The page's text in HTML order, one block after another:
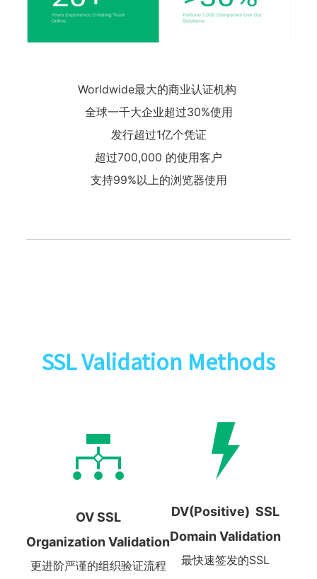
Worldwide最大的商业认证机构
全球一千大企业超过30%使用
发行超过1亿个凭证
超过700,000 的使用客户
支持99%以上的浏览器使用
SSL Validation Methods
OV SSL
Organization Validation
更进阶严谨的组织验证流程
DV(Positive) SSL
Domain Validation
最快速签发的SSL